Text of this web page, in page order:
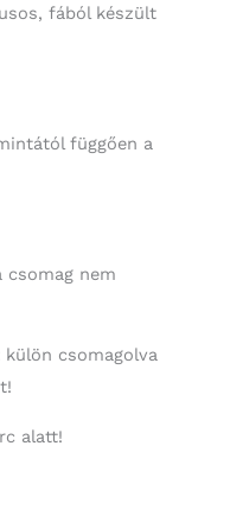
fából készült
függően a
csomag nem
csomagolva
alatt!